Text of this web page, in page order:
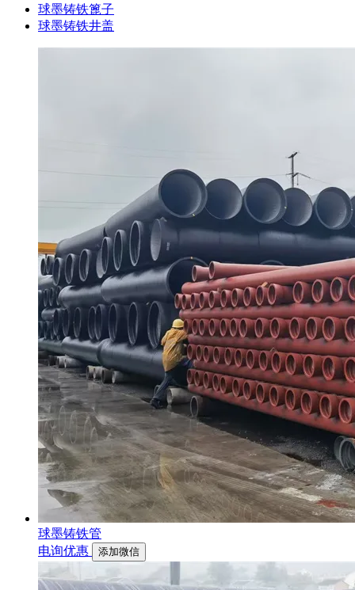
球墨铸铁篦子
球墨铸铁井盖
球墨铸铁管
电询优惠
添加微信